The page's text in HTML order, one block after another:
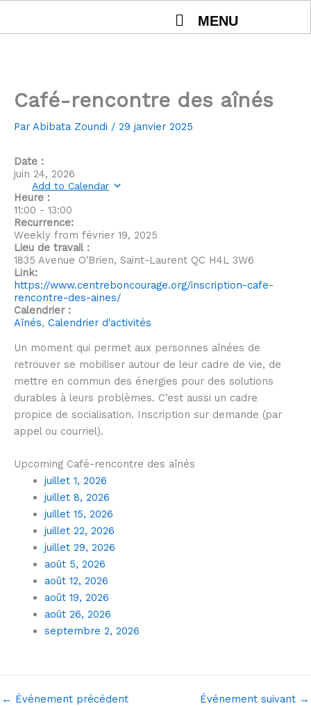
MENU
Café-rencontre des aînés
Par Abibata Zoundi / 29 janvier 2025
Date :
juin 24, 2026
Add to Calendar
Heure :
11:00 - 13:00
Recurrence:
Weekly from février 19, 2025
Lieu de travail :
1835 Avenue O'Brien, Saint-Laurent QC H4L 3W6
Link:
https://www.centreboncourage.org/inscription-cafe-
rencontre-des-aines/
Calendrier :
Aînés, Calendrier d'activités
Un moment qui permet aux personnes aînées de
retrouver se mobiliser autour de leur cadre de vie, de
mettre en commun des énergies pour des solutions
durables à leurs problèmes. C’est aussi un cadre
propice de socialisation. Inscription sur demande (par
appel ou courriel).
Upcoming Café-rencontre des aînés
juillet 1, 2026
juillet 8, 2026
juillet 15, 2026
juillet 22, 2026
juillet 29, 2026
août 5, 2026
août 12, 2026
août 19, 2026
août 26, 2026
septembre 2, 2026
← Événement précédent Événement suivant →